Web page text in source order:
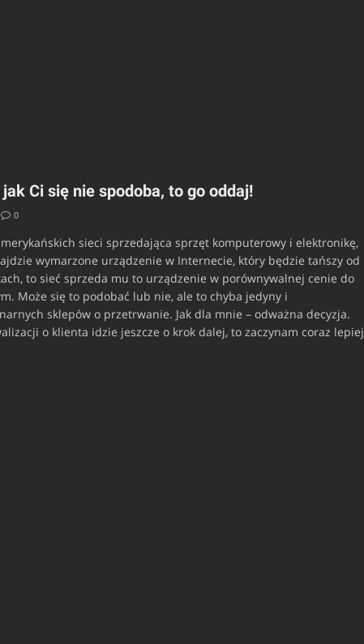
Ci się nie spodoba, to go oddaj!
0
sieci sprzedająca sprzęt komputerowy i elektronikę,
wymarzone urządzenie w Internecie, który będzie tańszy od
to sieć sprzeda mu to urządzenie w porównywalnej cenie do
Może się to podobać lub nie, ale to chyba jedyny i
sklepów o przetrwanie. Jak dla mnie – odważna decyzja.
o klienta idzie jeszcze o krok dalej, to zaczynam coraz lepiej